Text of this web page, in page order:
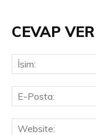
CEVAP VER